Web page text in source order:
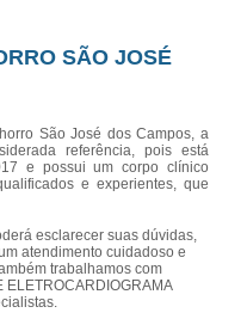
SÃO JOSÉ
São José dos Campos, a
referência, pois está
e possui um corpo clínico
e experientes, que
esclarecer suas dúvidas,
atendimento cuidadoso e
trabalhamos com
ELETROCARDIOGRAMA